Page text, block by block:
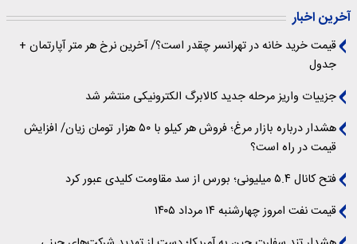
آخرین اخبار
قیمت خرید خانه در تهرانسر چقدر است؟/ آخرین نرخ هر متر آپارتمان +
جدول
جزییات واریز مرحله جدید کالابرگ الکترونیکی منتشر شد
هشدار درباره بازار مرغ؛ فروش هر کیلو با ۵۰ هزار تومان زیان/ افزایش
قیمت در راه است؟
فتح کانال ۵.۴ میلیونی؛ بورس از سد مقاومت کلیدی عبور کرد
قیمت نفت امروز چهارشنبه ۱۴ مرداد ۱۴۰۵